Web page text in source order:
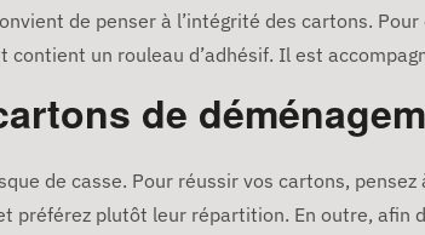
de penser à l’intégrité des cartons.
un rouleau d’adhésif. Il est
de
de casse. Pour réussir vos cartons,
préférez plutôt leur répartition. En outre, afin